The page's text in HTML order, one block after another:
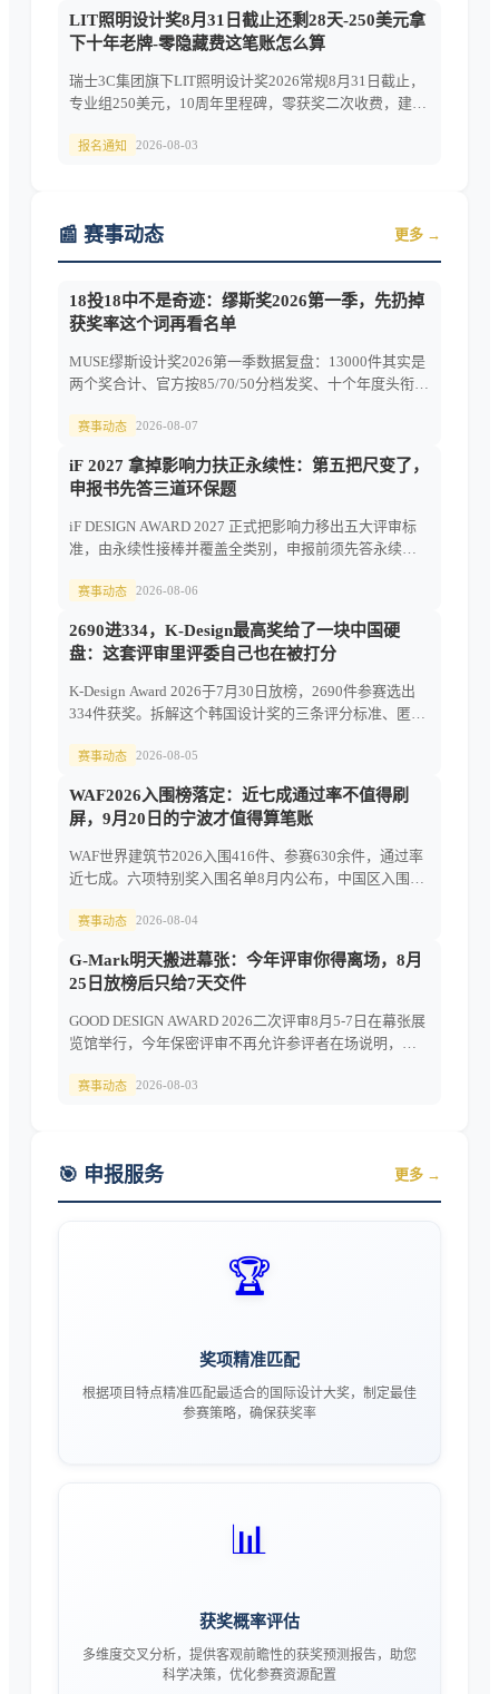
LIT照明设计奖8月31日截止还剩28天-250美元拿
下十年老牌-零隐藏费这笔账怎么算
瑞士3C集团旗下LIT照明设计奖2026常规8月31日截止，
专业组250美元，10周年里程碑，零获奖二次收费，建
报名通知 2026-08-03
📰 赛事动态 更多 →
18投18中不是奇迹：缪斯奖2026第一季，先扔掉
获奖率这个词再看名单
MUSE缪斯设计奖2026第一季数据复盘：13000件其实是
两个奖合计、官方按85/70/50分档发奖、十个年度头衔只
赛事动态 2026-08-07
iF 2027 拿掉影响力扶正永续性：第五把尺变了，
申报书先答三道环保题
iF DESIGN AWARD 2027 正式把影响力移出五大评审标
准，由永续性接棒并覆盖全类别，申报前须先答永续问
赛事动态 2026-08-06
2690进334，K-Design最高奖给了一块中国硬
盘：这套评审里评委自己也在被打分
K-Design Award 2026于7月30日放榜，2690件参赛选出
334件获奖。拆解这个韩国设计奖的三条评分标准、匿名
赛事动态 2026-08-05
WAF2026入围榜落定：近七成通过率不值得刷
屏，9月20日的宁波才值得算笔账
WAF世界建筑节2026入围416件、参赛630余件，通过率
近七成。六项特别奖入围名单8月内公布，中国区入围项
赛事动态 2026-08-04
G-Mark明天搬进幕张：今年评审你得离场，8月
25日放榜后只给7天交件
GOOD DESIGN AWARD 2026二次评审8月5-7日在幕张展
览馆举行，今年保密评审不再允许参评者在场说明，
件。
赛事动态 2026-08-03
🎯 申报服务 更多 →
🏆
奖项精准匹配
根据项目特点精准匹配最适合的国际设计大奖，制定最佳
参赛策略，确保获奖率
📊
获奖概率评估
多维度交叉分析，提供客观前瞻性的获奖预测报告，助您
科学决策，优化参赛资源配置